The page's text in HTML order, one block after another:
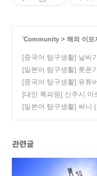
'Community > 해외 이모
[중국어 탐구생활] 날씨
天气突然变热了
(0)
[일본어 탐구생활] 롯폰
ラス)
(0)
[중국어 탐구생활] 유튜
做自媒体
(0)
[대만 특파원] 신주시 아
[일본어 탐구생활] 써니
관련글